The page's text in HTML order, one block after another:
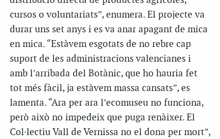
cursos o voluntariats”, enumera. El projecte va
durar uns set anys i es va anar apagant de mica
en mica. “Estàvem esgotats de no rebre cap
suport de les administracions valencianes i
amb l’arribada del Botànic, que ho hauria fet
tot més fàcil, ja estàvem massa cansats”, es
lamenta. “Ara per ara l’ecomuseu no funciona,
però això no impedeix que puga renàixer. El
Col·lectiu Vall de Vernissa no el dona per mort”,